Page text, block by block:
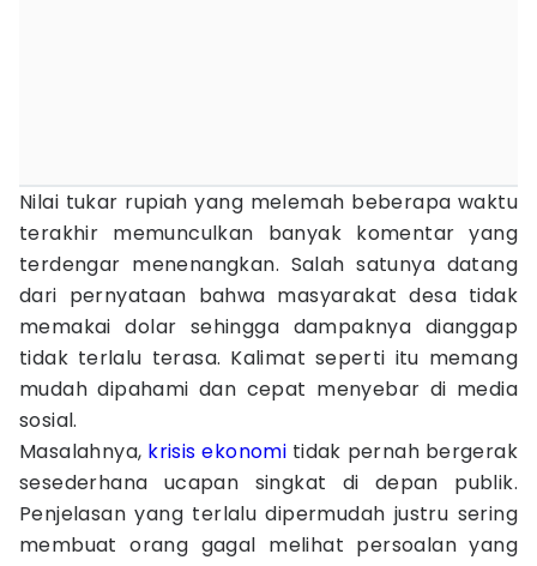
Nilai tukar rupiah yang melemah beberapa waktu
terakhir memunculkan banyak komentar yang
terdengar menenangkan. Salah satunya datang
dari pernyataan bahwa masyarakat desa tidak
memakai dolar sehingga dampaknya dianggap
tidak terlalu terasa. Kalimat seperti itu memang
mudah dipahami dan cepat menyebar di media
sosial.
Masalahnya, krisis ekonomi tidak pernah bergerak
sesederhana ucapan singkat di depan publik.
Penjelasan yang terlalu dipermudah justru sering
membuat orang gagal melihat persoalan yang